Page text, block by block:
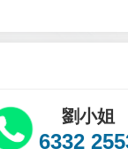
劉小姐
6332